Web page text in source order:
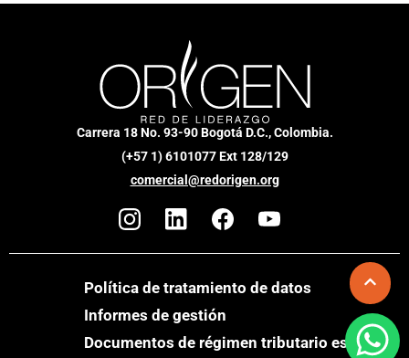
Carrera 18 No. 93-90 Bogotá D.C., Colombia.
(+57 1) 6101077 Ext 128/129
comercial@redorigen.org
Política de tratamiento de datos
Informes de gestión
Documentos de régimen tributario especial